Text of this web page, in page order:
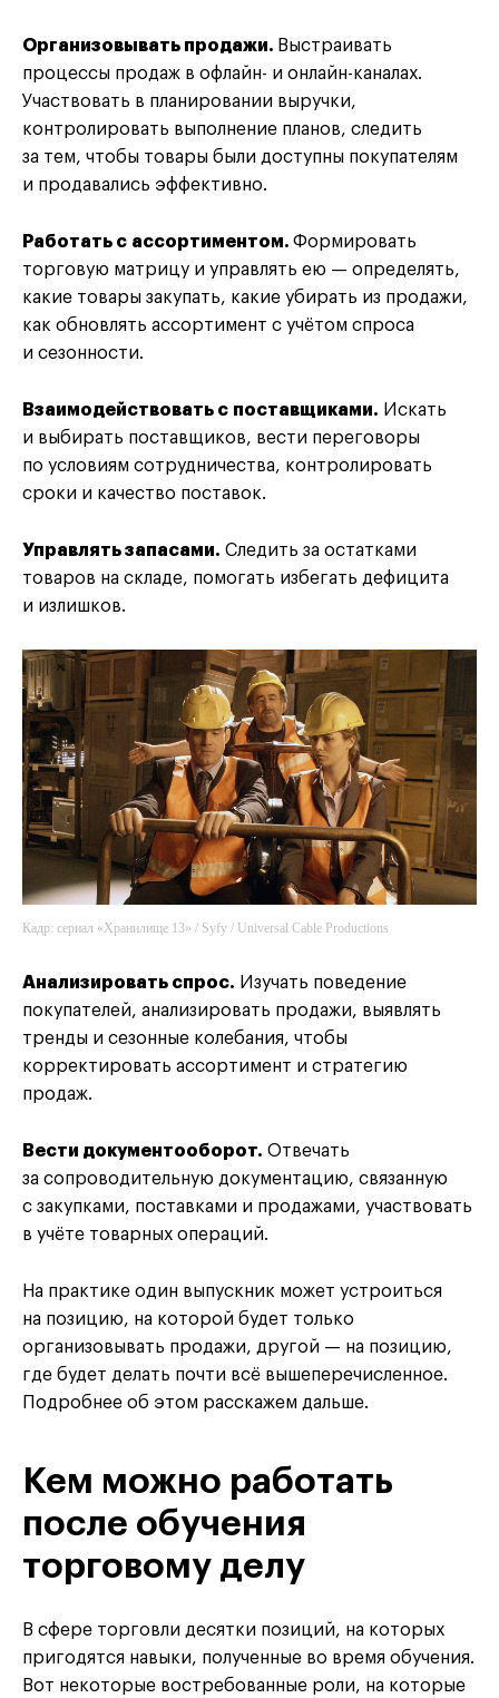
Организовывать продажи. Выстраивать
процессы продаж в офлайн- и онлайн-каналах.
Участвовать в планировании выручки,
контролировать выполнение планов, следить
за тем, чтобы товары были доступны покупателям
и продавались эффективно.
Работать с ассортиментом. Формировать
торговую матрицу и управлять ею — определять,
какие товары закупать, какие убирать из продажи,
как обновлять ассортимент с учётом спроса
и сезонности.
Взаимодействовать с поставщиками. Искать
и выбирать поставщиков, вести переговоры
по условиям сотрудничества, контролировать
сроки и качество поставок.
Управлять запасами. Следить за остатками
товаров на складе, помогать избегать дефицита
и излишков.
Кадр: сериал «Хранилище 13» / Syfy / Universal Cable Productions
Анализировать спрос. Изучать поведение
покупателей, анализировать продажи, выявлять
тренды и сезонные колебания, чтобы
корректировать ассортимент и стратегию
продаж.
Вести документооборот. Отвечать
за сопроводительную документацию, связанную
с закупками, поставками и продажами, участвовать
в учёте товарных операций.
На практике один выпускник может устроиться
на позицию, на которой будет только
организовывать продажи, другой — на позицию,
где будет делать почти всё вышеперечисленное.
Подробнее об этом расскажем дальше.
Кем можно работать
после обучения
торговому делу
В сфере торговли десятки позиций, на которых
пригодятся навыки, полученные во время обучения.
Вот некоторые востребованные роли, на которые